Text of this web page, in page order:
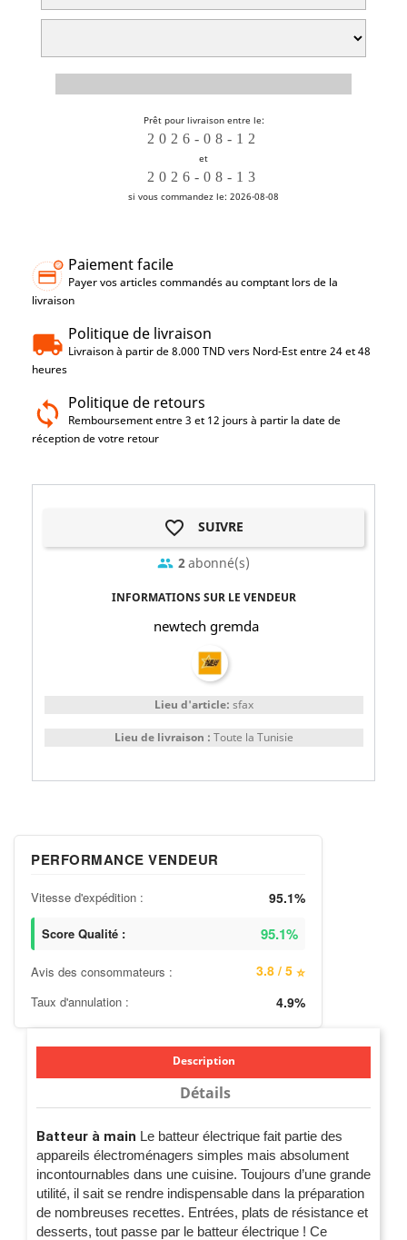
Prêt pour livraison entre le:
et
si vous commandez le: 2026-08-08
Paiement facile
Payer vos articles commandés au comptant lors de la
livraison
Politique de livraison
Livraison à partir de 8.000 TND vers Nord-Est entre 24 et 48
heures
Politique de retours
Remboursement entre 3 et 12 jours à partir la date de
réception de votre retour
favorite_border SUIVRE
group 2abonné(s)
INFORMATIONS SUR LE VENDEUR
newtech gremda
Lieu d'article: sfax
Lieu de livraison : Toute la Tunisie
PERFORMANCE VENDEUR
Vitesse d'expédition : 95.1%
Score Qualité : 95.1%
Avis des consommateurs : 3.8 / 5 ⭐
Taux d'annulation : 4.9%
Description
Détails
Batteur à main Le batteur électrique fait partie des
appareils électroménagers simples mais absolument
incontournables dans une cuisine. Toujours d’une grande
utilité, il sait se rendre indispensable dans la préparation
de nombreuses recettes. Entrées, plats de résistance et
desserts, tout passe par le batteur électrique ! Ce